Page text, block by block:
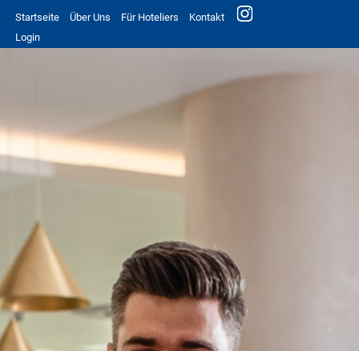
Startseite Über Uns Für Hoteliers
Kontakt
Login